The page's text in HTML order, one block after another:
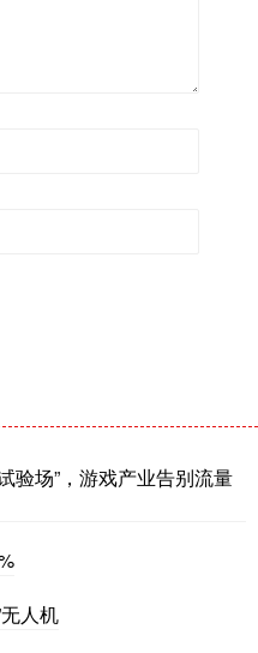
验场”，游戏产业告别流量
人机